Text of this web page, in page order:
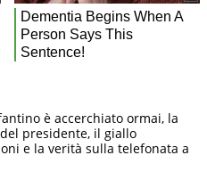
è accerchiato ormai, la
presidente, il giallo
e la verità sulla telefonata a